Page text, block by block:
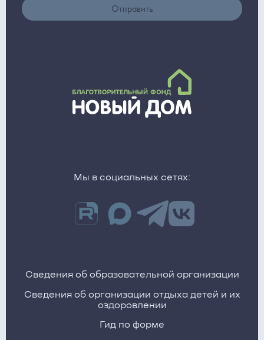
Отправить
Мы в социальных сетях:
Сведения об образовательной организации
Сведения об организации отдыха детей и их
оздоровлении
Гид по форме